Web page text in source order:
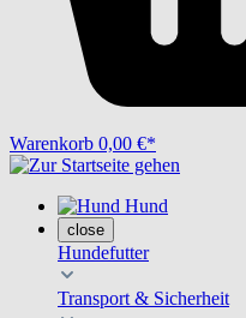
Warenkorb 0,00 €*
Hund
close
Hundefutter
Transport & Sicherheit